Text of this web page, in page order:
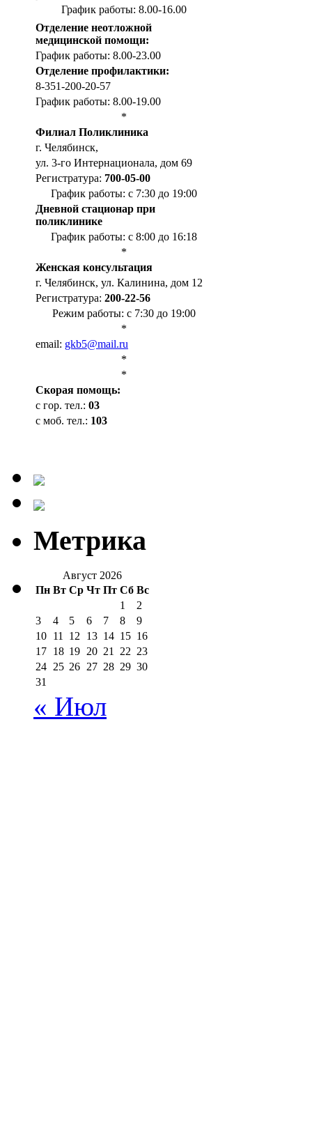
График работы: 8.00-16.00
Отделение неотложной
медицинской помощи:
График работы: 8.00-23.00
Отделение профилактики:
8-351-200-20-57
График работы: 8.00-19.00
*
Филиал Поликлиника
г. Челябинск,
ул. 3-го Интернационала, дом 69
Регистратура: 700-05-00
График работы: с 7:30 до 19:00
Дневной стационар при
поликлинике
График работы: с 8:00 до 16:18
*
Женская консультация
г. Челябинск, ул. Калинина, дом 12
Регистратура: 200-22-56
Режим работы: с 7:30 до 19:00
*
email: gkb5@mail.ru
*
*
Cкорая помощь:
с гор. тел.: 03
с моб. тел.: 103
Метрика
Август 2026
Пн Вт Ср Чт Пт Сб Вс
1
2
3
4 5 6 7 8
9
10 11 12 13 14 15 16
17 18 19 20 21 22 23
24 25 26 27 28 29 30
31
« Июл